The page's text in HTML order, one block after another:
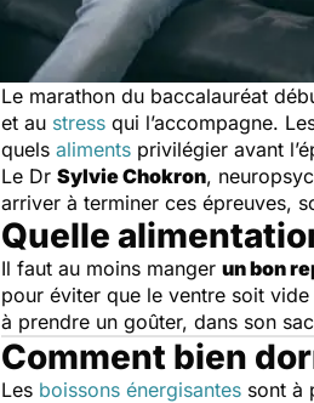
Le marathon du baccalauréat
et au stress qui l’accompagne.
quels aliments privilégier avant
Le Dr Sylvie Chokron,
arriver à terminer ces épreuves,
Quelle
Il faut au moins manger un bon
pour éviter que le ventre soit
à prendre un goûter, dans son
Comment bien
Les boissons énergisantes sont à